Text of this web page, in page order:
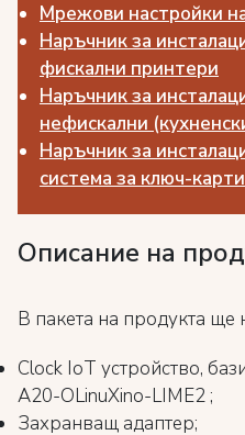
Мрежови настройки
Наръчник за
фискални принтери
Наръчник за
нефискални
Наръчник за
система за ключ-карти
Описание на
В пакета на продукта ще
Clock IoT устройство,
A20-OLinuXino-LIME2 ;
Захранващ адаптер;